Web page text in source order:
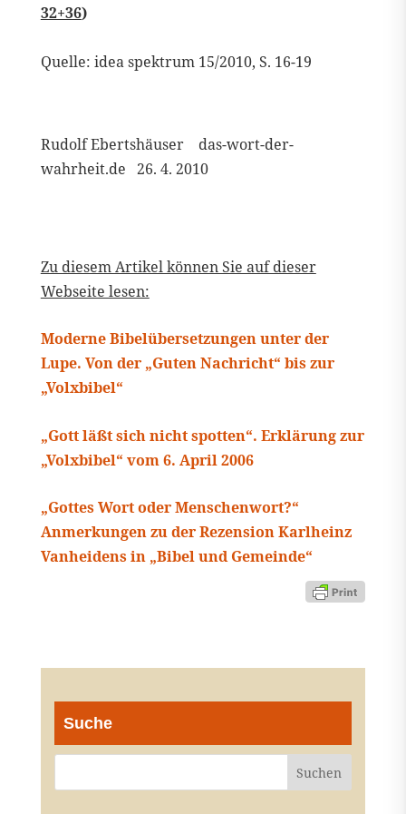
32+36)
Quelle: idea spektrum 15/2010, S. 16-19
Rudolf Ebertshäuser das-wort-der-
wahrheit.de 26. 4. 2010
Zu diesem Artikel können Sie auf dieser
Webseite lesen:
Moderne Bibelübersetzungen unter der
Lupe. Von der „Guten Nachricht“ bis zur
„Volxbibel“
„Gott läßt sich nicht spotten“. Erklärung zur
„Volxbibel“ vom 6. April 2006
„Gottes Wort oder Menschenwort?“
Anmerkungen zu der Rezension Karlheinz
Vanheidens in „Bibel und Gemeinde“
Suche